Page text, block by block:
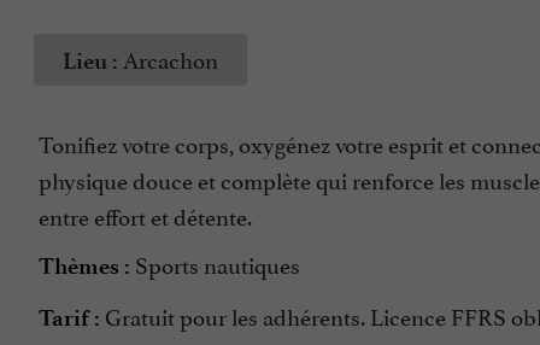
Lieu : Arcachon
Tonifiez votre corps, oxygénez votre esprit et
physique douce et complète qui renforce les
entre effort et détente.
Thèmes : Sports nautiques
Tarif : Gratuit pour les adhérents. Licence FFRS